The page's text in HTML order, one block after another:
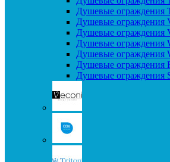
Душевые ограждения
Душевые ограждения
Душевые ограждения
Душевые ограждения
Душевые ограждения
Душевые ограждения
Душевые ограждения